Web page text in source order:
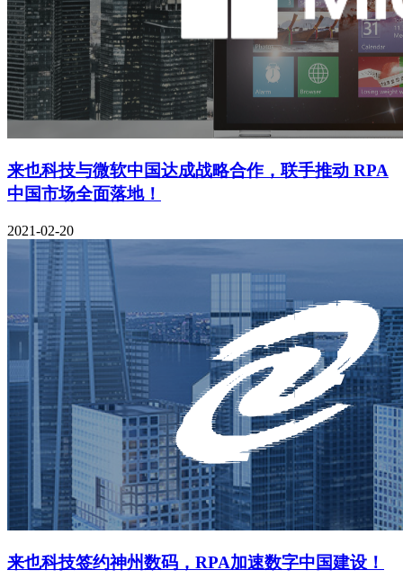
来也科技与微软中国达成战略合作，联手推动 RPA
中国市场全面落地！
2021-02-20
来也科技签约神州数码，RPA加速数字中国建设！